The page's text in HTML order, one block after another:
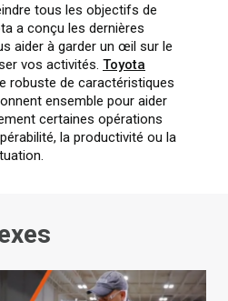
tous les objectifs de
a conçu les dernières
aider à garder un œil sur le
vos activités. Toyota
robuste de caractéristiques
ensemble pour aider
certaines opérations
la productivité ou la